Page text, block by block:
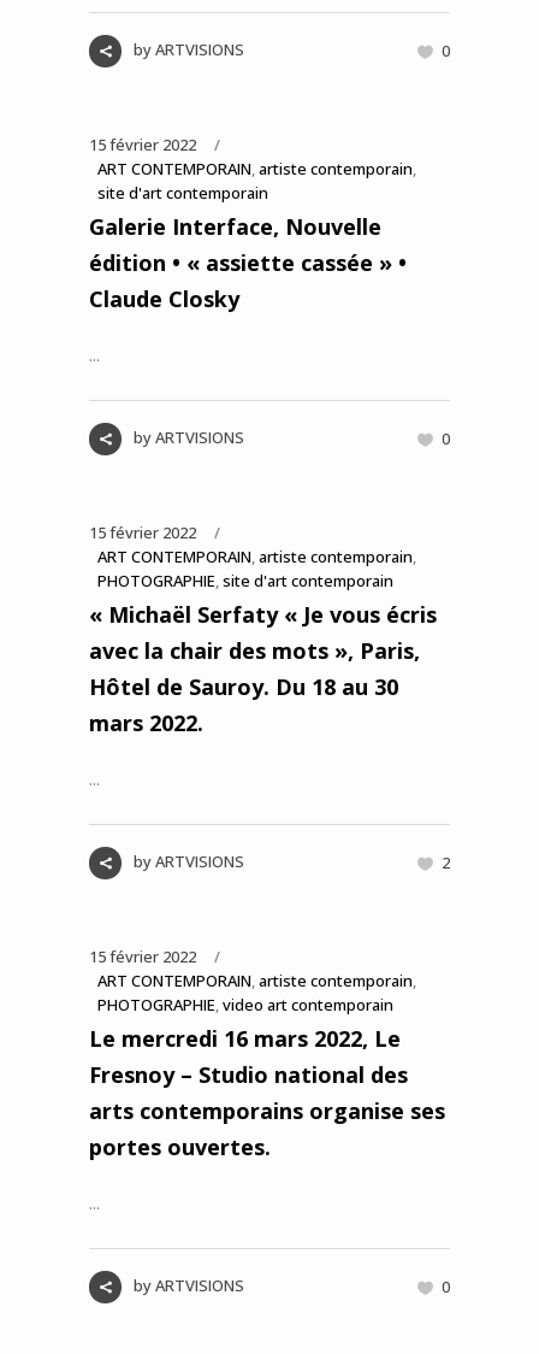
byARTVISIONS 0
15 février 2022
ART CONTEMPORAIN,artiste contemporain,
site d'art contemporain
Galerie Interface, Nouvelle
édition • « assiette cassée » •
Claude Closky
...
byARTVISIONS 0
15 février 2022
ART CONTEMPORAIN,artiste contemporain,
PHOTOGRAPHIE,site d'art contemporain
« Michaël Serfaty « Je vous écris
avec la chair des mots », Paris,
Hôtel de Sauroy. Du 18 au 30
mars 2022.
...
byARTVISIONS 2
15 février 2022
ART CONTEMPORAIN,artiste contemporain,
PHOTOGRAPHIE,video art contemporain
Le mercredi 16 mars 2022, Le
Fresnoy – Studio national des
arts contemporains organise ses
portes ouvertes.
...
byARTVISIONS 0